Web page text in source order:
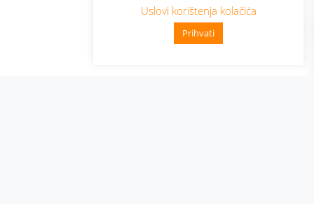
Uslovi korištenja kolačića
Prihvati
👋 Zdravo, kako mogu pomoći